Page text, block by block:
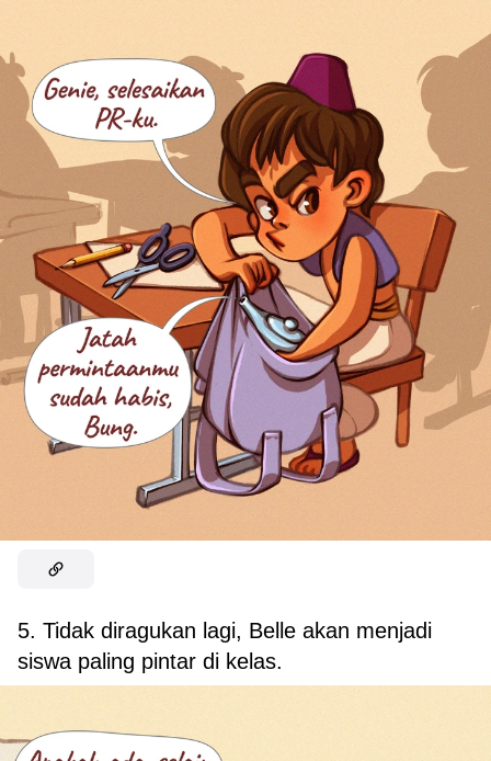
5. Tidak diragukan lagi, Belle akan menjadi
siswa paling pintar di kelas.